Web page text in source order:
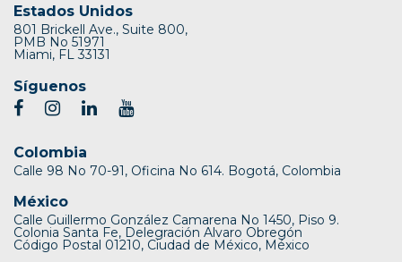
Estados Unidos
801 Brickell Ave., Suite 800,
PMB No 51971
Miami, FL 33131
Síguenos
Colombia
Calle 98 No 70-91, Oficina No 614. Bogotá, Colombia
México
Calle Guillermo González Camarena No 1450, Piso 9.
Colonia Santa Fe, Delegración Alvaro Obregón
Código Postal 01210, Ciudad de México, México